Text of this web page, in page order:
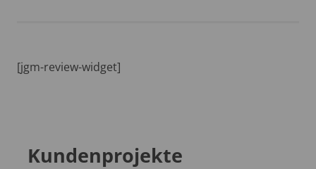
[jgm-review-widget]
Kundenprojekte